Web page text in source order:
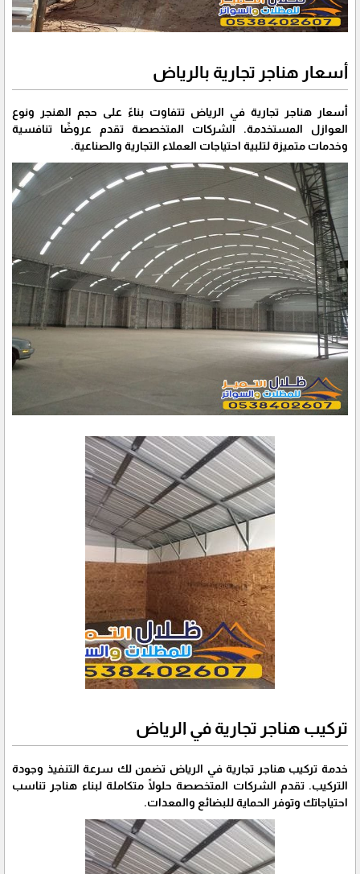
أسعار هناجر تجارية بالرياض
أسعار هناجر تجارية في الرياض تتفاوت بناءً على حجم الهنجر ونوع
العوازل المستخدمة. الشركات المتخصصة تقدم عروضًا تنافسية
وخدمات متميزة لتلبية احتياجات العملاء التجارية والصناعية.
تركيب هناجر تجارية في الرياض
خدمة تركيب هناجر تجارية في الرياض تضمن لك سرعة التنفيذ وجودة
التركيب. تقدم الشركات المتخصصة حلولًا متكاملة لبناء هناجر تناسب
احتياجاتك وتوفر الحماية للبضائع والمعدات.